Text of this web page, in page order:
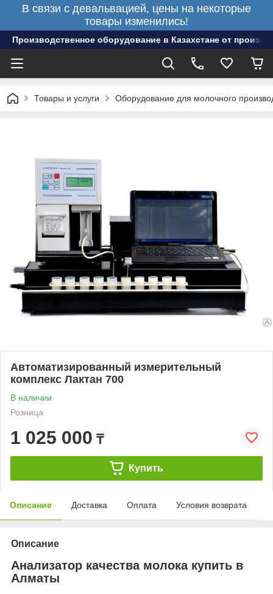
В связи с девальвацией, цены на некоторые
товары изменились!
Производственное оборудование в Казахстане от
Товары и услуги Оборудование для молочного
Автоматизированный измерительный
комплекс Лактан 700
В наличии
Розница
1 025 000 ₸
Купить
Описание Доставка Оплата Условия возврата
Описание
Анализатор качества молока купить в
Алматы